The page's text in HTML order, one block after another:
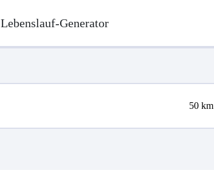
Lebenslauf-Generator
50km